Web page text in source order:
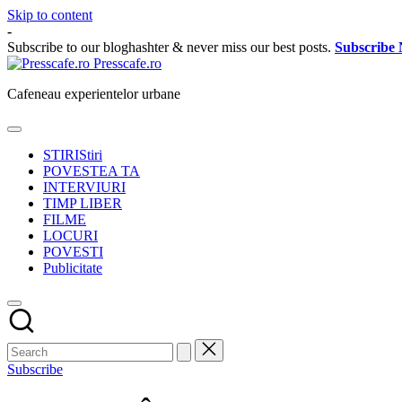
Skip to content
-
Subscribe to our bloghashter & never miss our best posts. Subscribe
Presscafe.ro
Cafeneau experientelor urbane
STIRIStiri
POVESTEA TA
INTERVIURI
TIMP LIBER
FILME
LOCURI
POVESTI
Publicitate
Subscribe